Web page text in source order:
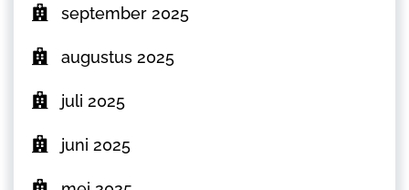
september 2025
augustus 2025
juli 2025
juni 2025